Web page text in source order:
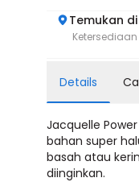
Temukan
Details
Jacquelle
bahan super
basah atau
diinginkan.